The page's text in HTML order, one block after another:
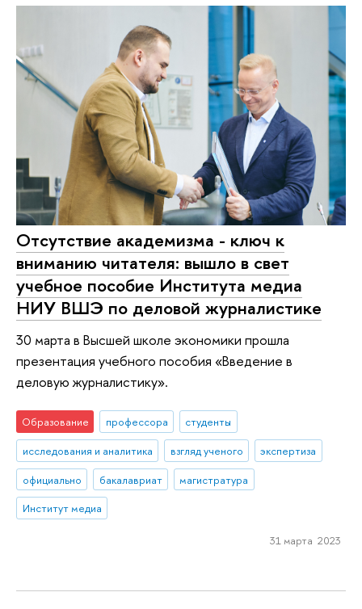
Отсутствие академизма - ключ к
вниманию читателя: вышло в свет
учебное пособие Института медиа
НИУ ВШЭ по деловой журналистике
30 марта в Высшей школе экономики прошла
презентация учебного пособия «Введение в
деловую журналистику».
Образование профессора
студенты
исследования и аналитика
взгляд ученого
экспертиза
официально
бакалавриат
магистратура
Институт медиа
31 марта 2023